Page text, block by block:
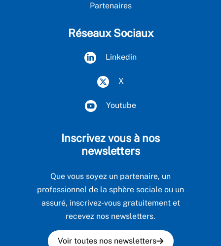
Partenaires
Réseaux Sociaux
Linkedin
X
Youtube
Inscrivez vous à nos
newsletters
Que vous soyez un partenaire, un
professionnel de la sphère sociale ou un
assuré, inscrivez-vous gratuitement et
recevez nos newsletters.
Voir toutes nos newsletters